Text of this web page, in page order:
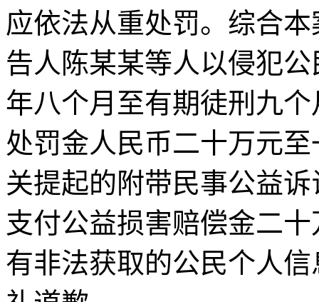
应依法从重处罚。综合
告人陈某某等人以侵犯
年八个月至有期徒刑九
处罚金人民币二十万元
关提起的附带民事公益
支付公益损害赔偿金二
有非法获取的公民个人